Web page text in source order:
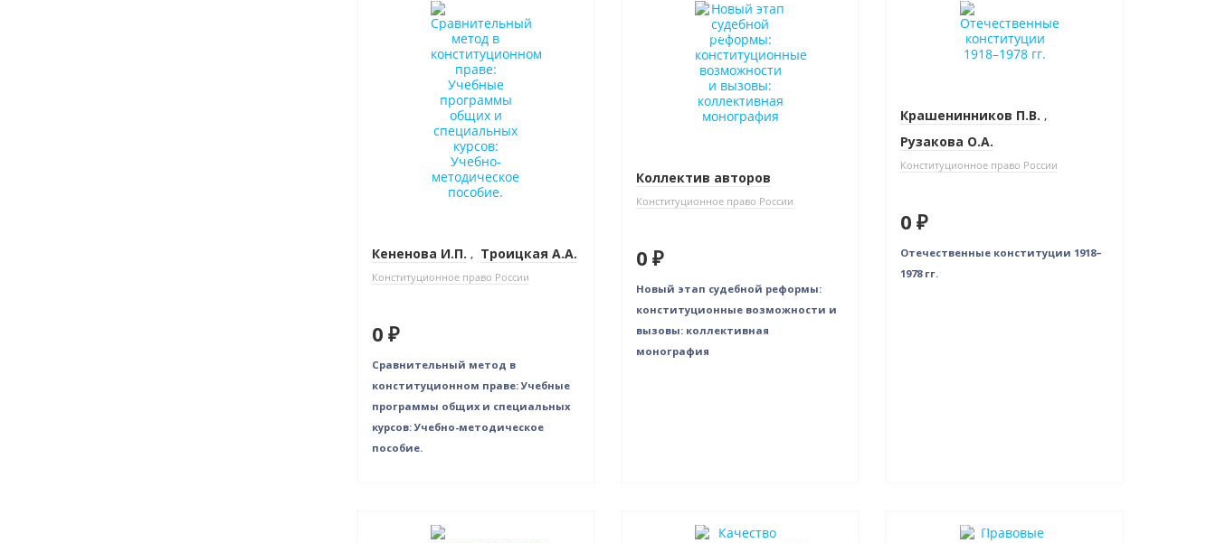
Кененова И.П. , Троицкая А.А.
Конституционное право России
0 ₽
Сравнительный метод в
конституционном праве: Учебные
программы общих и специальных
курсов: Учебно-методическое
пособие.
Нет в наличии
Коллектив авторов
Конституционное право России
0 ₽
Новый этап судебной реформы:
конституционные возможности и
вызовы: коллективная
монография
Крашенинников П.В. ,
Рузакова О.А.
Конституционное право России
0 ₽
Отечественные конституции 1918–
1978 гг.
Нет в наличии Нет в наличии Нет в наличии